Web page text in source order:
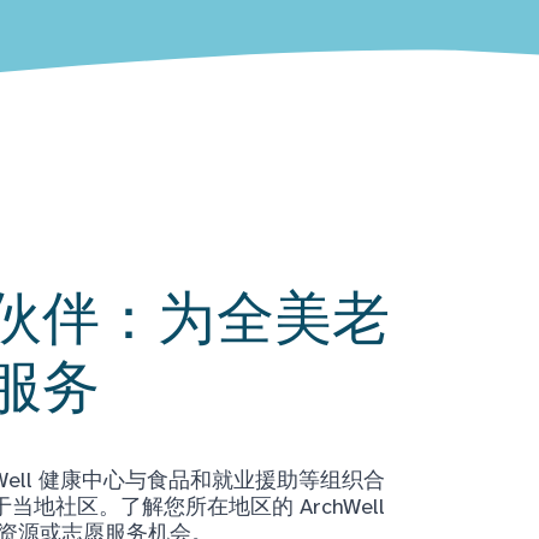
伴：为全美老
务
健康中心与食品和就业援助等组织合
当地社区。了解您所在地区的 ArchWell
源或志愿服务机会。